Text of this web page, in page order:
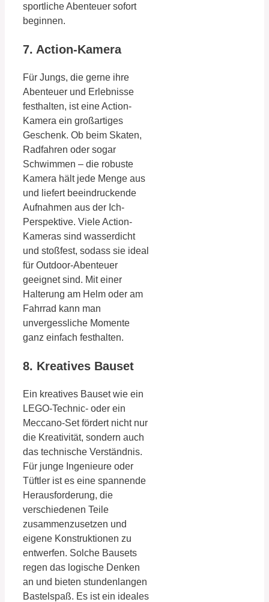
sportliche Abenteuer sofort
beginnen.
7. Action-Kamera
Für Jungs, die gerne ihre
Abenteuer und Erlebnisse
festhalten, ist eine Action-
Kamera ein großartiges
Geschenk. Ob beim Skaten,
Radfahren oder sogar
Schwimmen – die robuste
Kamera hält jede Menge aus
und liefert beeindruckende
Aufnahmen aus der Ich-
Perspektive. Viele Action-
Kameras sind wasserdicht
und stoßfest, sodass sie ideal
für Outdoor-Abenteuer
geeignet sind. Mit einer
Halterung am Helm oder am
Fahrrad kann man
unvergessliche Momente
ganz einfach festhalten.
8. Kreatives Bauset
Ein kreatives Bauset wie ein
LEGO-Technic- oder ein
Meccano-Set fördert nicht nur
die Kreativität, sondern auch
das technische Verständnis.
Für junge Ingenieure oder
Tüftler ist es eine spannende
Herausforderung, die
verschiedenen Teile
zusammenzusetzen und
eigene Konstruktionen zu
entwerfen. Solche Bausets
regen das logische Denken
an und bieten stundenlangen
Bastelspaß. Es ist ein ideales